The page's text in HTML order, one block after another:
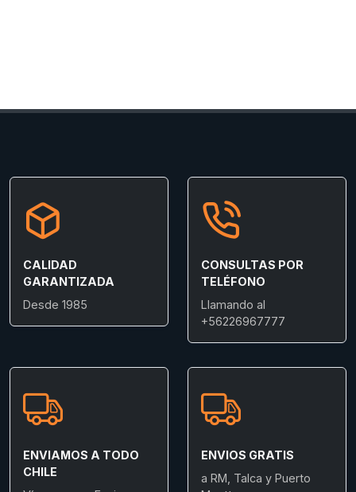
CALIDAD
GARANTIZADA
Desde 1985
CONSULTAS POR
TELÉFONO
Llamando al
+56226967777
ENVIAMOS A TODO
CHILE
ENVIOS GRATIS
a RM, Talca y Puerto